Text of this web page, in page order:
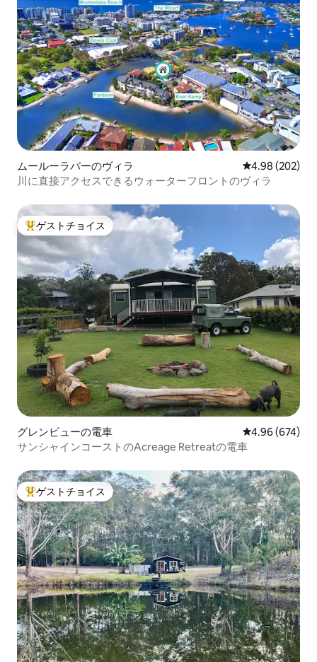
ムールーラバーのヴィラ レビュー202
4.98 (202)
川に直接アクセスできるウォーターフロントのヴィラ
大好評のゲストチョイスです。
ゲストチョイス
グレンビューの電車 レビュー674
4.96 (674)
サンシャインコーストのAcreage Retreatの電車
大好評のゲストチョイスです。
ゲストチョイス